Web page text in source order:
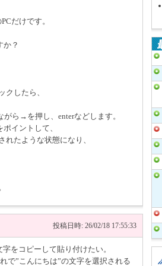
だけです。
か？
クしたら、
ら→を押し、enterなどします。
イントして、
たような状態になり、
投稿日時: 26/02/18 17:55:33
をコピーして貼り付けたい。
で”こんにちは”の文字を選択される